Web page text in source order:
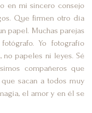
en mi sincero consejo
Que firmen otro día
papel. Muchas parejas
Yo fotografío
no papeles ni leyes. Sé
compañeros que
sacan a todos muy
el amor y en él se